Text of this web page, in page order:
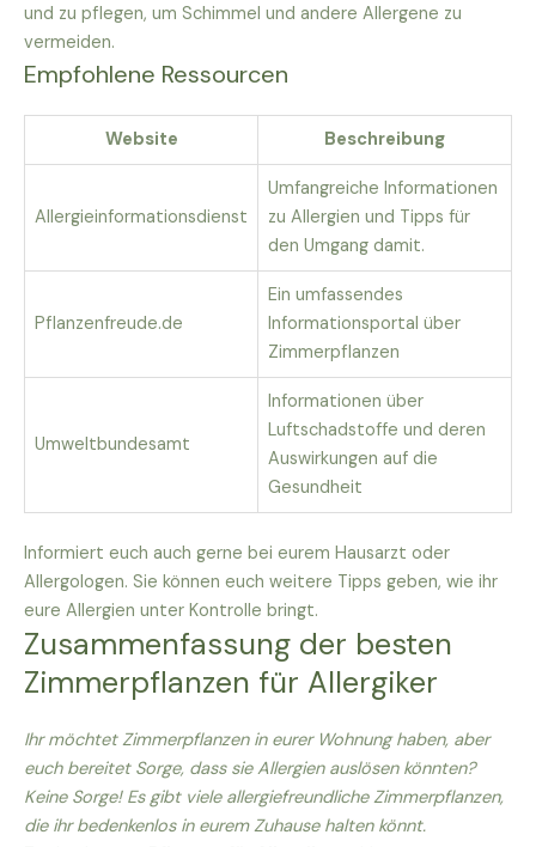
und zu pflegen, um Schimmel und andere Allergene zu
vermeiden.
Empfohlene Ressourcen
Website Beschreibung
Allergieinformationsdienst
Umfangreiche Informationen
zu Allergien und Tipps für
den Umgang damit.
Pflanzenfreude.de
Ein umfassendes
Informationsportal über
Zimmerpflanzen
Umweltbundesamt
Informationen über
Luftschadstoffe und deren
Auswirkungen auf die
Gesundheit
Informiert euch auch gerne bei eurem Hausarzt oder
Allergologen. Sie können euch weitere Tipps geben, wie ihr
eure Allergien unter Kontrolle bringt.
Zusammenfassung der besten
Zimmerpflanzen für Allergiker
Ihr möchtet Zimmerpflanzen in eurer Wohnung haben, aber
euch bereitet Sorge, dass sie Allergien auslösen könnten?
Keine Sorge! Es gibt viele allergiefreundliche Zimmerpflanzen,
die ihr bedenkenlos in eurem Zuhause halten könnt.